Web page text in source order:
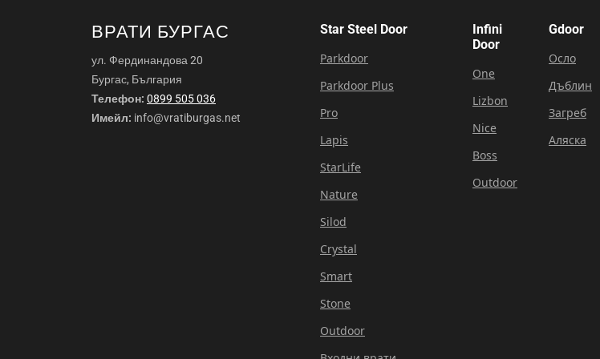
ВРАТИ БУРГАС
ул. Фердинандова 20
Бургас, България
Телефон: 0899 505 036
Имейл: info@vratiburgas.net
Star Steel Door
Parkdoor
Parkdoor Plus
Pro
Lapis
StarLife
Nature
Silod
Crystal
Smart
Stone
Outdoor
Infini
Door
One
Lizbon
Nice
Boss
Outdoor
Gdoor
Осло
Дъблин
Загреб
Аляска